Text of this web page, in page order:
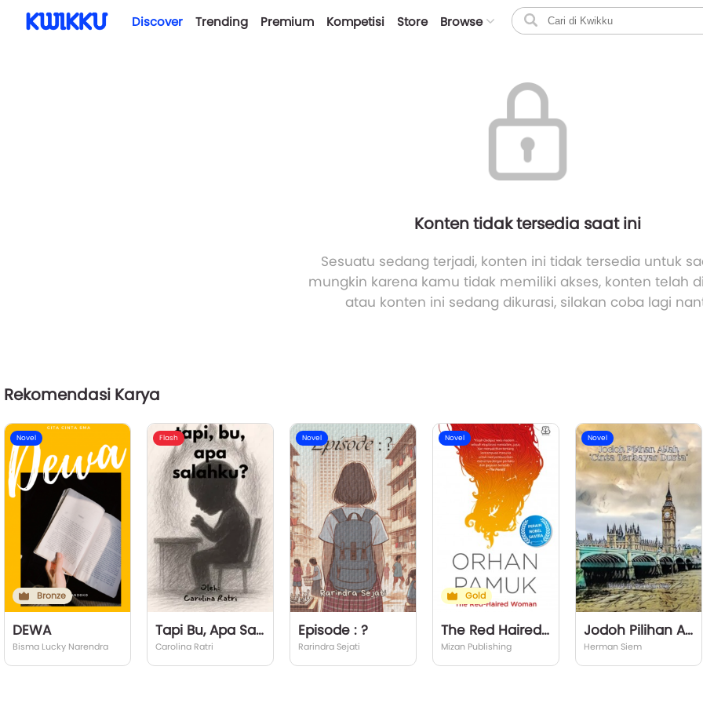
Discover Trending Premium Kompetisi Store Browse
Konten tidak tersedia saat ini
Sesuatu sedang terjadi, konten ini tidak tersedia untuk
mungkin karena kamu tidak memiliki akses, konten telah
atau konten ini sedang dikurasi, silakan coba lagi
Rekomendasi Karya
Novel
Bronze
DEWA
Bisma Lucky Narendra
Flash
Tapi Bu, Apa Salahku?
Carolina Ratri
Novel
Episode : ?
Rarindra Sejati
Novel
Gold
The Red Haired Woman
Mizan Publishing
Novel
Jodoh Pilihan Allah ~Novel~
Herman Siem